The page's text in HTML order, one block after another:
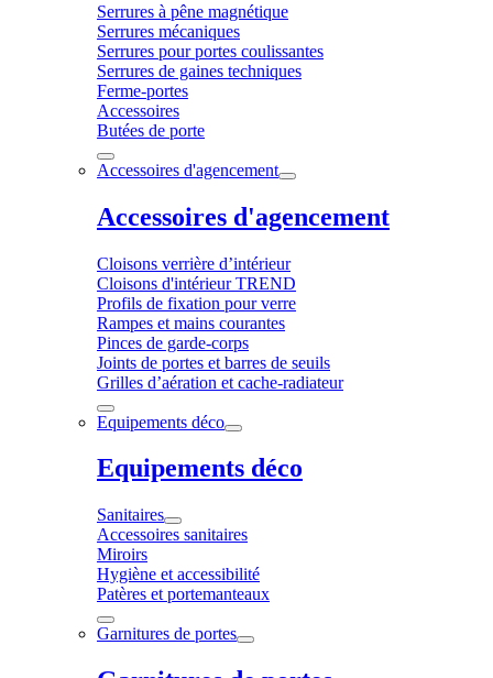
Serrures à pêne magnétique
Serrures mécaniques
Serrures pour portes coulissantes
Serrures de gaines techniques
Ferme-portes
Accessoires
Butées de porte
Accessoires d'agencement
Accessoires d'agencement
Cloisons verrière d’intérieur
Cloisons d'intérieur TREND
Profils de fixation pour verre
Rampes et mains courantes
Pinces de garde-corps
Joints de portes et barres de seuils
Grilles d’aération et cache-radiateur
Equipements déco
Equipements déco
Sanitaires
Accessoires sanitaires
Miroirs
Hygiène et accessibilité
Patères et portemanteaux
Garnitures de portes